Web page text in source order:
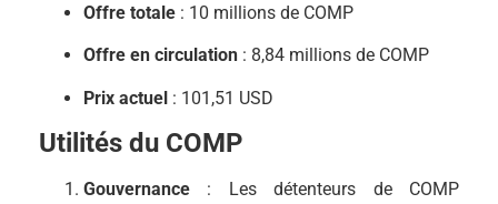
Offre totale : 10 millions de COMP
Offre en circulation : 8,84 millions de COMP
Prix actuel : 101,51 USD
Utilités du COMP
Gouvernance : Les détenteurs de COMP